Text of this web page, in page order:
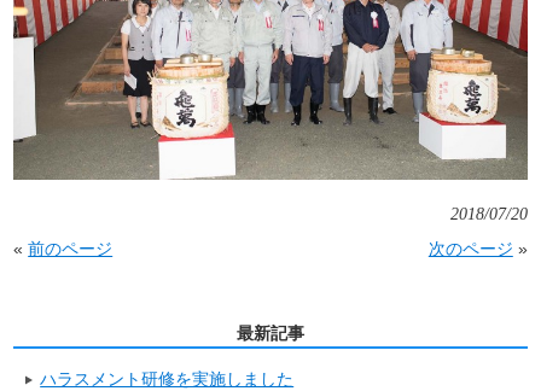
2018/07/20
«前のページ 次のページ »
最新記事
ハラスメント研修を実施しました